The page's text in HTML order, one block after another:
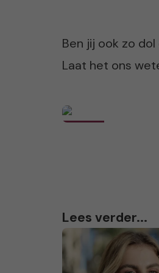
Ben jij ook zo
Laat het ons
Lees verder...